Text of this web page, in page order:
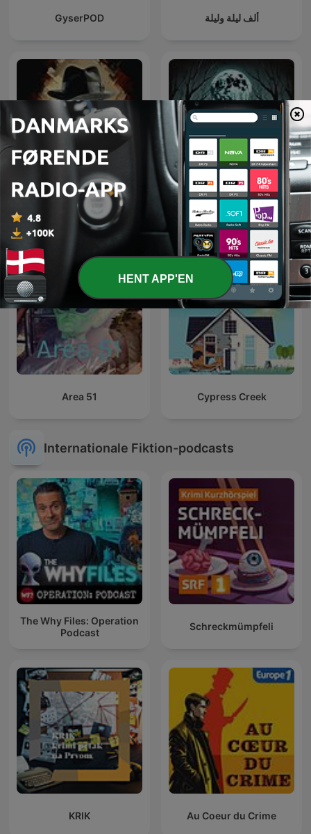
GyserPOD ألف ليلة وليلة
Classic Detective Stories Horror Stories
Area 51 Cypress Creek
Internationale Fiktion-podcasts
The Why Files: Operation
Podcast
Schreckmümpfeli
KRIK Au Coeur du Crime
HENT APP'EN